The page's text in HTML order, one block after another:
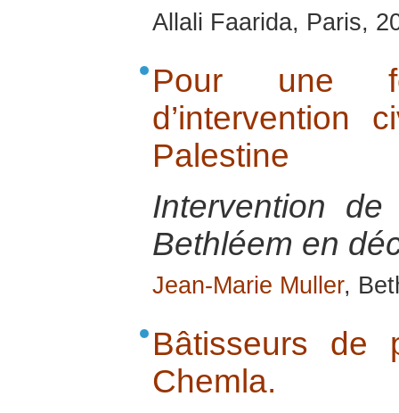
Allali Faarida, Paris,
Pour une
d’intervention
Palestine
Intervention
Bethléem en
Jean-Marie Muller,
Bâtisseurs de
Chemla.